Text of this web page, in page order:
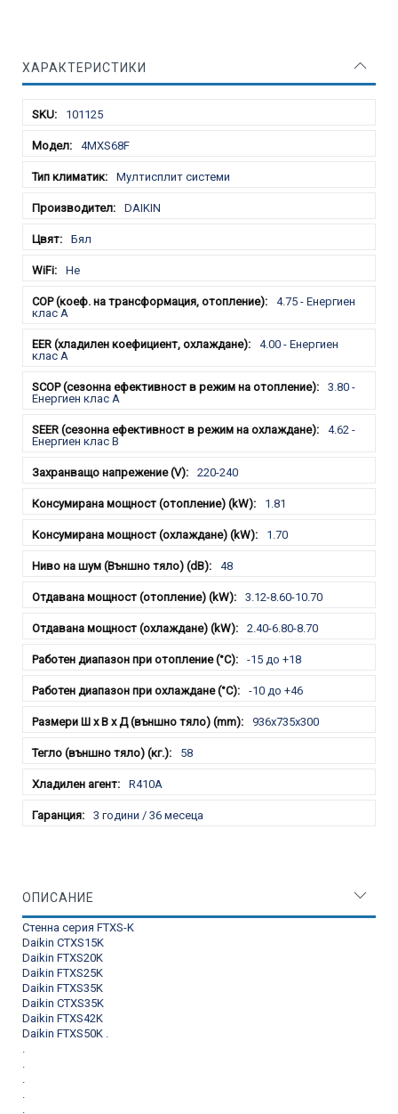
ХАРАКТЕРИСТИКИ
101125
4MXS68F
Мултисплит системи
DAIKIN
Бял
Не
4.75 - Енергиен
клас А
4.00 - Енергиен
клас A
3.80 -
Енергиен клас А
4.62 -
Енергиен клас В
220-240
1.81
1.70
48
3.12-8.60-10.70
2.40-6.80-8.70
-15 до +18
-10 до +46
936x735x300
58
R410A
3 години / 36 месеца
ОПИСАНИЕ
Стенна серия FTXS-K
Daikin CTXS15K
Daikin FTXS20K
Daikin FTXS25K
Daikin FTXS35K
Daikin CTXS35K
Daikin FTXS42K
Daikin FTXS50K